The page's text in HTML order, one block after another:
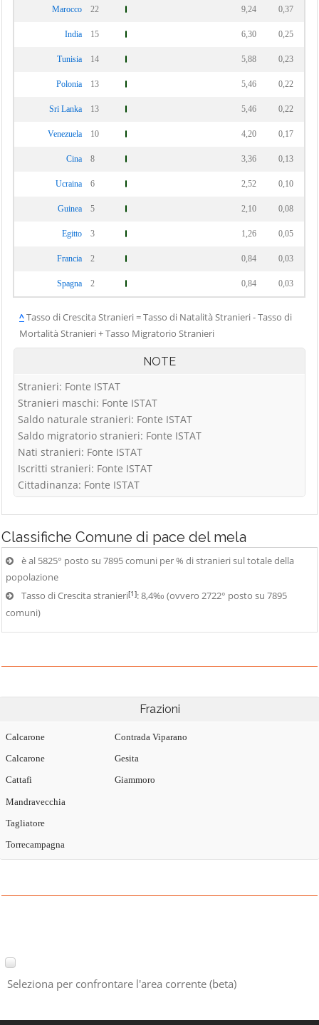
Marocco 22 9,24 0,37
India 15 6,30 0,25
Tunisia 14 5,88 0,23
Polonia 13 5,46 0,22
Sri Lanka 13 5,46 0,22
Venezuela 10 4,20 0,17
Cina 8 3,36 0,13
Ucraina 6 2,52 0,10
Guinea 5 2,10 0,08
Egitto 3 1,26 0,05
Francia 2 0,84 0,03
Spagna 2 0,84 0,03
^Tasso di Crescita Stranieri = Tasso di Natalità Stranieri - Tasso di
Mortalità Stranieri + Tasso Migratorio Stranieri
NOTE
Stranieri: Fonte ISTAT
Stranieri maschi: Fonte ISTAT
Saldo naturale stranieri: Fonte ISTAT
Saldo migratorio stranieri: Fonte ISTAT
Nati stranieri: Fonte ISTAT
Iscritti stranieri: Fonte ISTAT
Cittadinanza: Fonte ISTAT
Classifiche Comune di pace del mela
è al 5825° posto su 7895 comuni per % di stranieri sul totale della
popolazione
Tasso di Crescita stranieri[1]: 8,4‰ (ovvero 2722° posto su 7895
comuni)
Frazioni
Calcarone
Calcarone
Cattafi
Contrada Viparano
Gesita
Giammoro
Mandravecchia
Tagliatore
Torrecampagna
Seleziona per confrontare l'area corrente (beta)